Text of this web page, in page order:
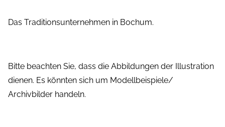
Das Traditionsunternehmen in Bochum.
Bitte beachten Sie, dass die Abbildungen der Illustration
dienen. Es könnten sich um Modellbeispiele/
Archivbilder handeln.